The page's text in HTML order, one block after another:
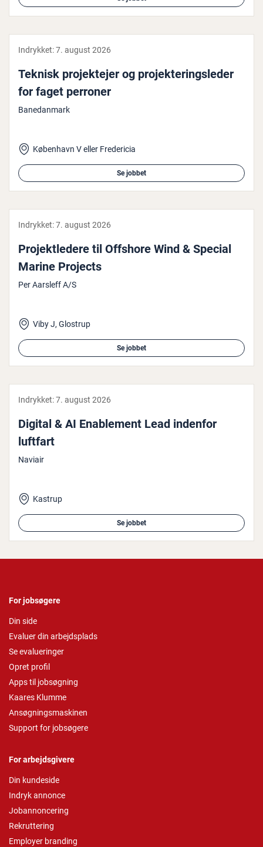
Indrykket:7. august 2026
Teknisk pro­jek­te­jer og pro­jek­te­rings­le­der
for faget perroner
Banedanmark
København V eller Fredericia
Se jobbet
Indrykket:7. august 2026
Pro­jekt­le­de­re til Offshore Wind & Special
Marine Projects
Per Aarsleff A/S
Viby J, Glostrup
Se jobbet
Indrykket:7. august 2026
Digital & AI Enab­le­ment Lead indenfor
luftfart
Naviair
Kastrup
Se jobbet
For jobsøgere
Din side
Evaluer din arbejdsplads
Se evalueringer
Opret profil
Apps til jobsøgning
Kaares Klumme
Ansøgningsmaskinen
Support for jobsøgere
For arbejdsgivere
Din kundeside
Indryk annonce
Jobannoncering
Rekruttering
Employer branding